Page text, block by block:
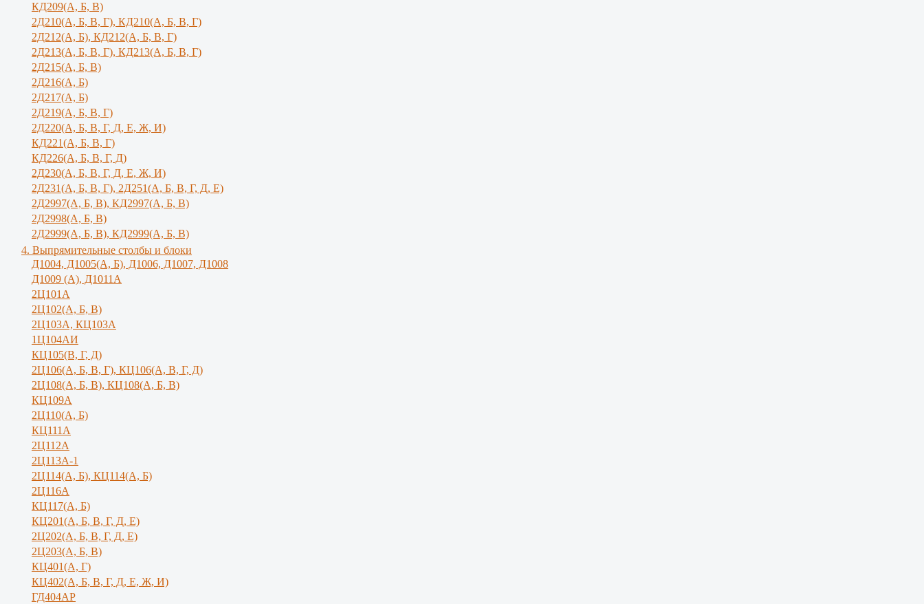
КД209(А, Б, В)
2Д210(А, Б, В, Г), КД210(А, Б, В, Г)
2Д212(А, Б), КД212(А, Б, В, Г)
2Д213(А, Б, В, Г), КД213(А, Б, В, Г)
2Д215(А, Б, В)
2Д216(А, Б)
2Д217(А, Б)
2Д219(А, Б, В, Г)
2Д220(А, Б, В, Г, Д, Е, Ж, И)
КД221(А, Б, В, Г)
КД226(А, Б, В, Г, Д)
2Д230(А, Б, В, Г, Д, Е, Ж, И)
2Д231(А, Б, В, Г), 2Д251(А, Б, В, Г, Д, E)
2Д2997(А, Б, В), КД2997(А, Б, В)
2Д2998(А, Б, В)
2Д2999(А, Б, В), КД2999(А, Б, В)
4. Выпрямительные столбы и блоки
Д1004, Д1005(А, Б), Д1006, Д1007, Д1008
Д1009 (А), Д1011А
2Ц101А
2Ц102(А, Б, В)
2Ц103А, КЦ103А
1Ц104АИ
КЦ105(В, Г, Д)
2Ц106(А, Б, В, Г), КЦ106(А, В, Г, Д)
2Ц108(А, Б, В), КЦ108(А, Б, В)
КЦ109А
2Ц110(А, Б)
КЦ111А
2Ц112А
2Ц113А-1
2Ц114(А, Б), КЦ114(А, Б)
2Ц116А
КЦ117(А, Б)
КЦ201(А, Б, В, Г, Д, Е)
2Ц202(А, Б, В, Г, Д, Е)
2Ц203(А, Б, В)
КЦ401(А, Г)
КЦ402(А, Б, В, Г, Д, Е, Ж, И)
ГД404АР